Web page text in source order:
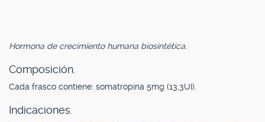
Hormona de crecimiento humana biosintética.
Composición.
Cada frasco contiene: somatropina 5mg (13,3UI).
Indicaciones.